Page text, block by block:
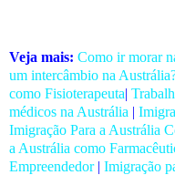
Veja mais: Como ir morar
um intercâmbio na
como Fisioterapeuta|
médicos na Austrália |
Imigração Para a Austrália
a Austrália como
Empreendedor| Imigração